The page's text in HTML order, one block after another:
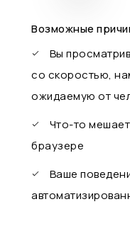
Возможные
Вы
со скоростью,
ожидаемую от
Что-то
браузере
Ваше